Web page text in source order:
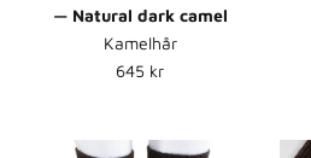
— Natural dark camel
Kamelhår
Normalpris
645 kr